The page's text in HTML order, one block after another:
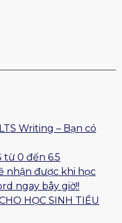
Writing – Bạn có
từ 0 đến 6.5
nhận được khi học
ngay bây giờ!!
HỌC SINH TIỂU